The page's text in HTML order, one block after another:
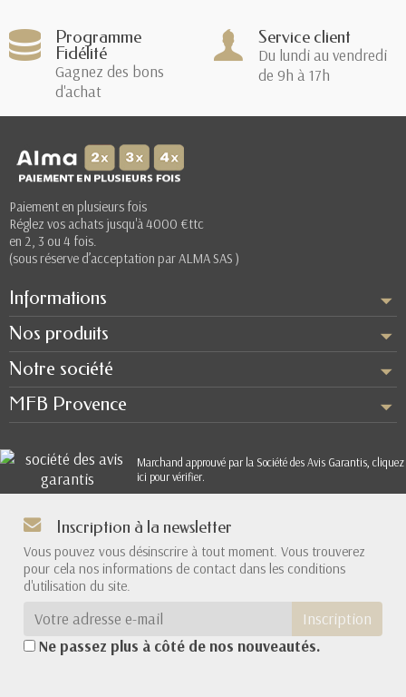
Programme
Fidélité
Gagnez des bons
d'achat
Service client
Du lundi au vendredi
de 9h à 17h
Paiement en plusieurs fois
Réglez vos achats jusqu'à 4000 €ttc
en 2, 3 ou 4 fois.
(sous réserve d’acceptation par ALMA SAS )
Informations
Nos produits
Notre société
MFB Provence
Marchand approuvé par la Société des Avis Garantis, cliquez
ici pour vérifier.
Inscription à la newsletter
Vous pouvez vous désinscrire à tout moment. Vous trouverez
pour cela nos informations de contact dans les conditions
d'utilisation du site.
Inscription
Ne passez plus à côté de nos nouveautés.